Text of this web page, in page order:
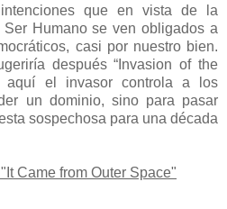
que en vista de la
Ser Humano se ven obligados a
casi por nuestro bien.
después “Invasion of the
aquí el invasor controla a los
un dominio, sino para pasar
sospechosa para una década
Came from Outer Space"